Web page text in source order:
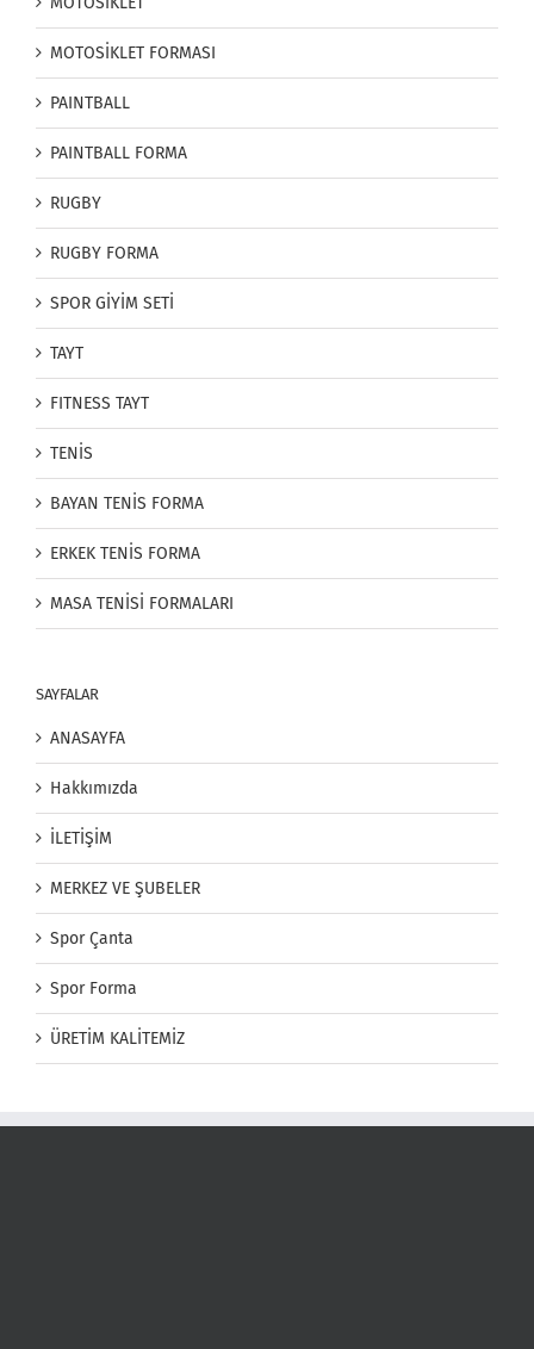
MOTOSİKLET FORMASI
PAINTBALL
PAINTBALL FORMA
RUGBY
RUGBY FORMA
SPOR GİYİM SETİ
TAYT
FITNESS TAYT
TENİS
BAYAN TENİS FORMA
ERKEK TENİS FORMA
MASA TENİSİ FORMALARI
SAYFALAR
ANASAYFA
Hakkımızda
İLETİŞİM
MERKEZ VE ŞUBELER
Spor Çanta
Spor Forma
ÜRETİM KALİTEMİZ